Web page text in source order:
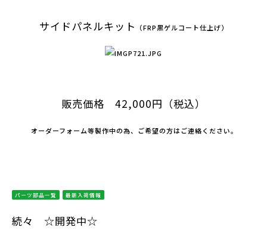
サイドパネルキット （FRP黒ゲルコート仕上げ）
販売価格 42,000円（税込）
オーダーフォーム等製作中の為、ご希望の方はご連絡ください。
パーツ部品一覧 最新入荷情報
続々 ☆開発中☆